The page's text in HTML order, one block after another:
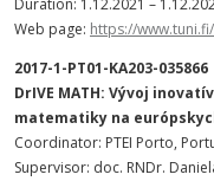
Duration: 1.12.2021 –
Web page: https://
2017-1-PT01-KA203-035866
DrIVE MATH: Vývoj
matematiky na
Coordinator: PTEI Porto,
Supervisor: doc. RNDr.